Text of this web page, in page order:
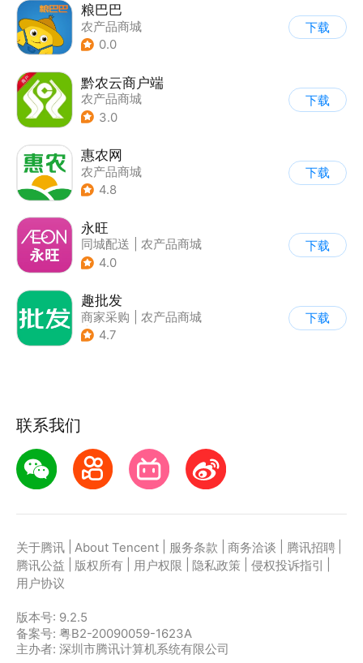
粮巴巴
农产品商城
0.0
下载
黔农云商户端
农产品商城
3.0
下载
惠农网
农产品商城
4.8
下载
永旺
同城配送
农产品商城
4.0
下载
趣批发
商家采购
农产品商城
| 返利
4.7
下载
联系我们
关于腾讯 About Tencent 服务条款 商务洽谈 腾讯招聘
腾讯公益
版权所有 用户权限 隐私政策 侵权投诉指引
用户协议
版本号: 9.2.5
备案号: 粤B2-20090059-1623A
主办者: 深圳市腾讯计算机系统有限公司